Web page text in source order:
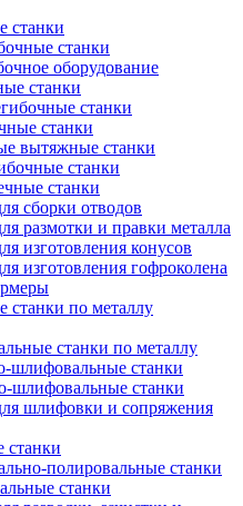
станки
станки
оборудование
станки
станки
станки
вытяжные станки
станки
станки
сборки отводов
размотки и правки металла
изготовления конусов
изготовления гофроколена
по металлу
станки по металлу
шлифовальные станки
шлифовальные станки
шлифовки и сопряжения
станки
полировальные станки
станки